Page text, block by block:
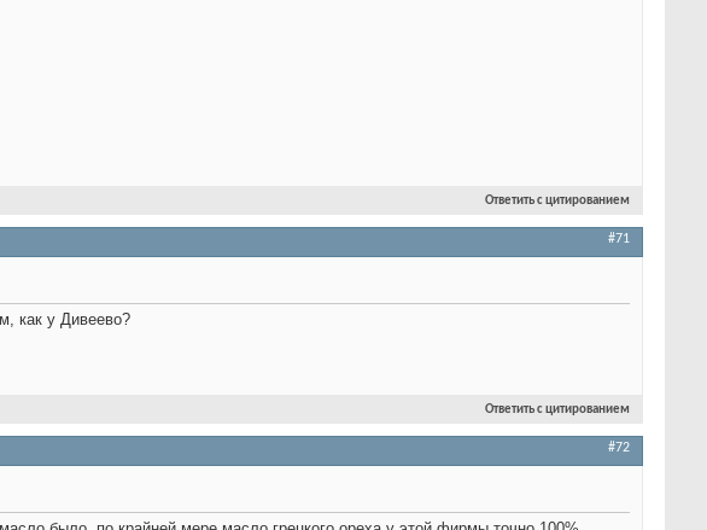
Ответить с цитированием
#71
как у Дивеево?
Ответить с цитированием
#72